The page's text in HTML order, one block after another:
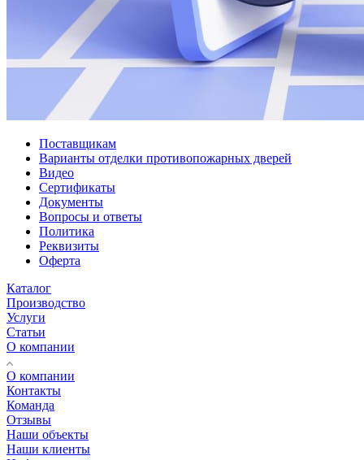
Поставщикам
Варианты отделки противопожарных дверей
Видео
Сертификаты
Документы
Вопросы и ответы
Политика
Реквизиты
Оферта
Каталог
Производство
Услуги
Статьи
О компании
О компании
Контакты
Команда
Отзывы
Наши объекты
Наши клиенты